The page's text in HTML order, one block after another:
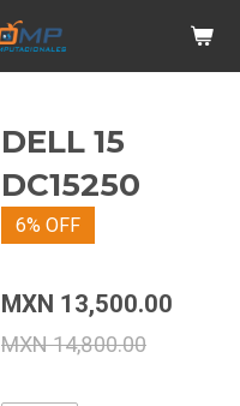
DELL 15
DC15250
6% OFF
MXN 13,500.00
MXN 14,800.00